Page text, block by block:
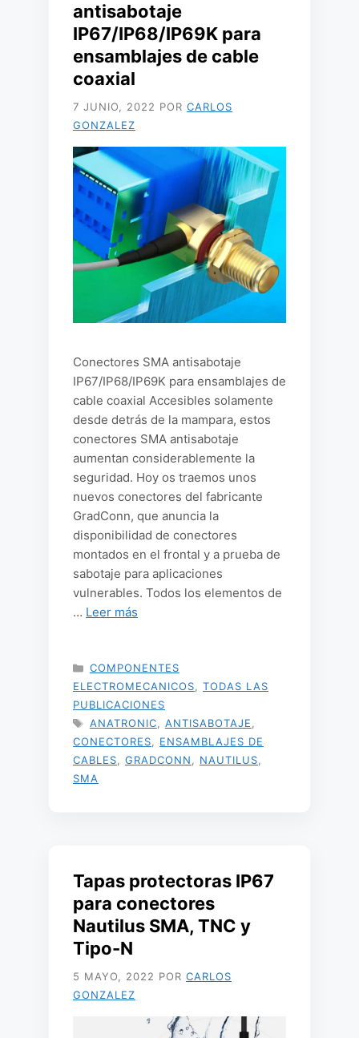
antisabotaje
IP67/IP68/IP69K para
ensamblajes de cable
coaxial
7 JUNIO, 2022 POR CARLOS
GONZALEZ
Conectores SMA antisabotaje
IP67/IP68/IP69K para ensamblajes de
cable coaxial Accesibles solamente
desde detrás de la mampara, estos
conectores SMA antisabotaje
aumentan considerablemente la
seguridad. Hoy os traemos unos
nuevos conectores del fabricante
GradConn, que anuncia la
disponibilidad de conectores
montados en el frontal y a prueba de
sabotaje para aplicaciones
vulnerables. Todos los elementos de
… Leer más
CATEGORÍAS
COMPONENTES
ELECTROMECANICOS
TODAS LAS
PUBLICACIONES
ETIQUETAS
ANATRONIC ANTISABOTAJE
CONECTORES
ENSAMBLAJES DE
CABLES
GRADCONN NAUTILUS
SMA
Tapas protectoras IP67
para conectores
Nautilus SMA, TNC y
Tipo-N
5 MAYO, 2022 POR CARLOS
GONZALEZ